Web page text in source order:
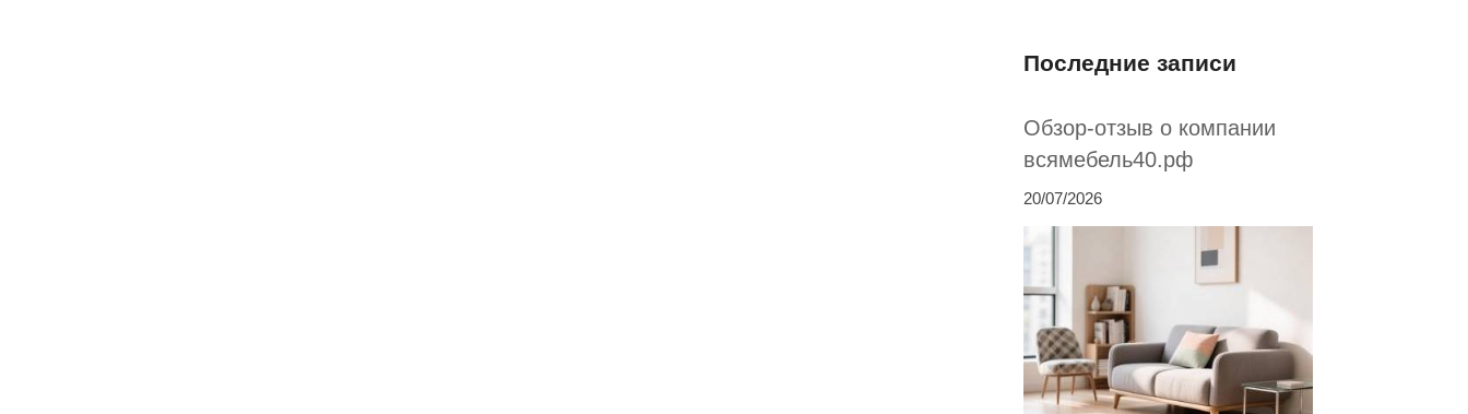
Последние записи
Обзор-отзыв о компании
всямебель40.рф
20/07/2026